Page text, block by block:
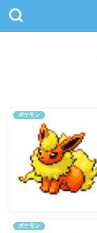
ポケモン
ポケモン